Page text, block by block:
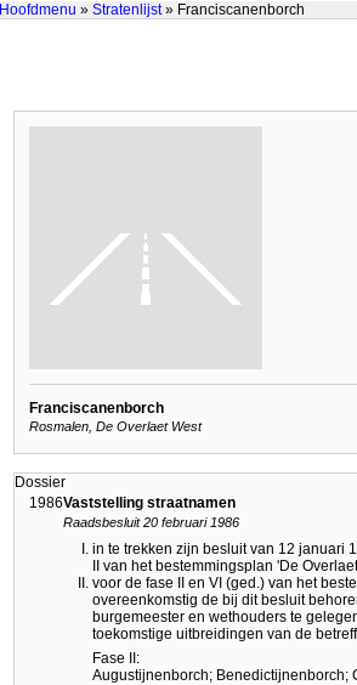
Hoofdmenu » Stratenlijst» Franciscanenborch
Franciscanenborch
Rosmalen, De Overlaet West
Dossier
1986Vaststelling straatnamen
Raadsbesluit 20 februari 1986
in te trekken zijn besluit van 12 januari
II van het bestemmingsplan 'De
voor de fase II en VI (ged.) van het
overeenkomstig de bij dit besluit
burgemeester en wethouders te
toekomstige uitbreidingen van de
Fase II:
Augustijnenborch; Benedictijnenborch;